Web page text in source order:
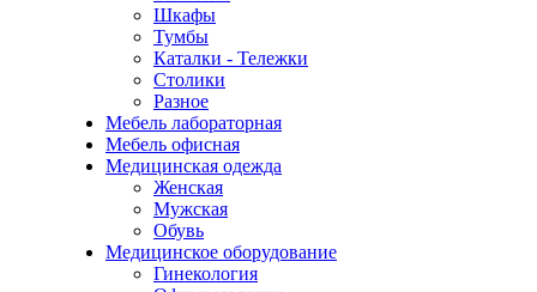
Шкафы
Тумбы
Каталки - Тележки
Столики
Разное
Мебель лабораторная
Мебель офисная
Медицинская одежда
Женская
Мужская
Обувь
Медицинское оборудование
Гинекология